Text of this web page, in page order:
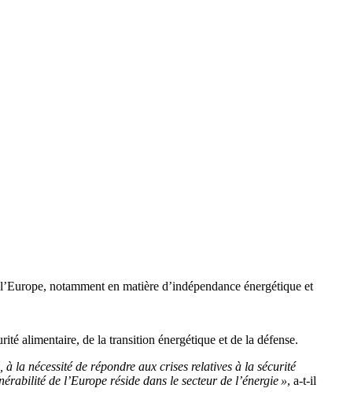
notamment en matière d’indépendance énergétique et
alimentaire, de la transition énergétique et de la défense.
la nécessité de répondre aux crises relatives à la sécurité
de l’Europe réside dans le secteur de l’énergie », a-t-il